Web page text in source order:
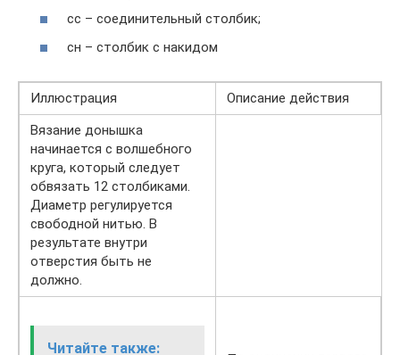
сс – соединительный столбик;
сн – столбик с накидом
Иллюстрация
Описание действия
Вязание донышка
начинается с волшебного
круга, который следует
обвязать 12 столбиками.
Диаметр регулируется
свободной нитью. В
результате внутри
отверстия быть не
должно.
Читайте также: